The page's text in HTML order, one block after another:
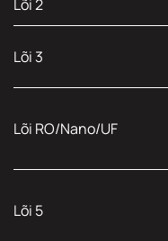
Lõi 2
Lõi 3
Lõi RO/Nano/UF
Lõi 5